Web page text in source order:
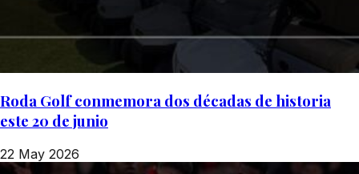
Roda Golf conmemora dos décadas de historia
este 20 de junio
22 May 2026